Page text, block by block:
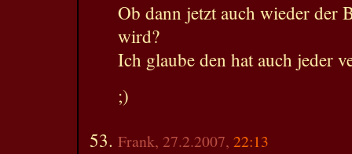
Ob dann jetzt auch wieder der
wird?
Ich glaube den hat auch jeder
;)
Frank, 27.2.2007, 22:13